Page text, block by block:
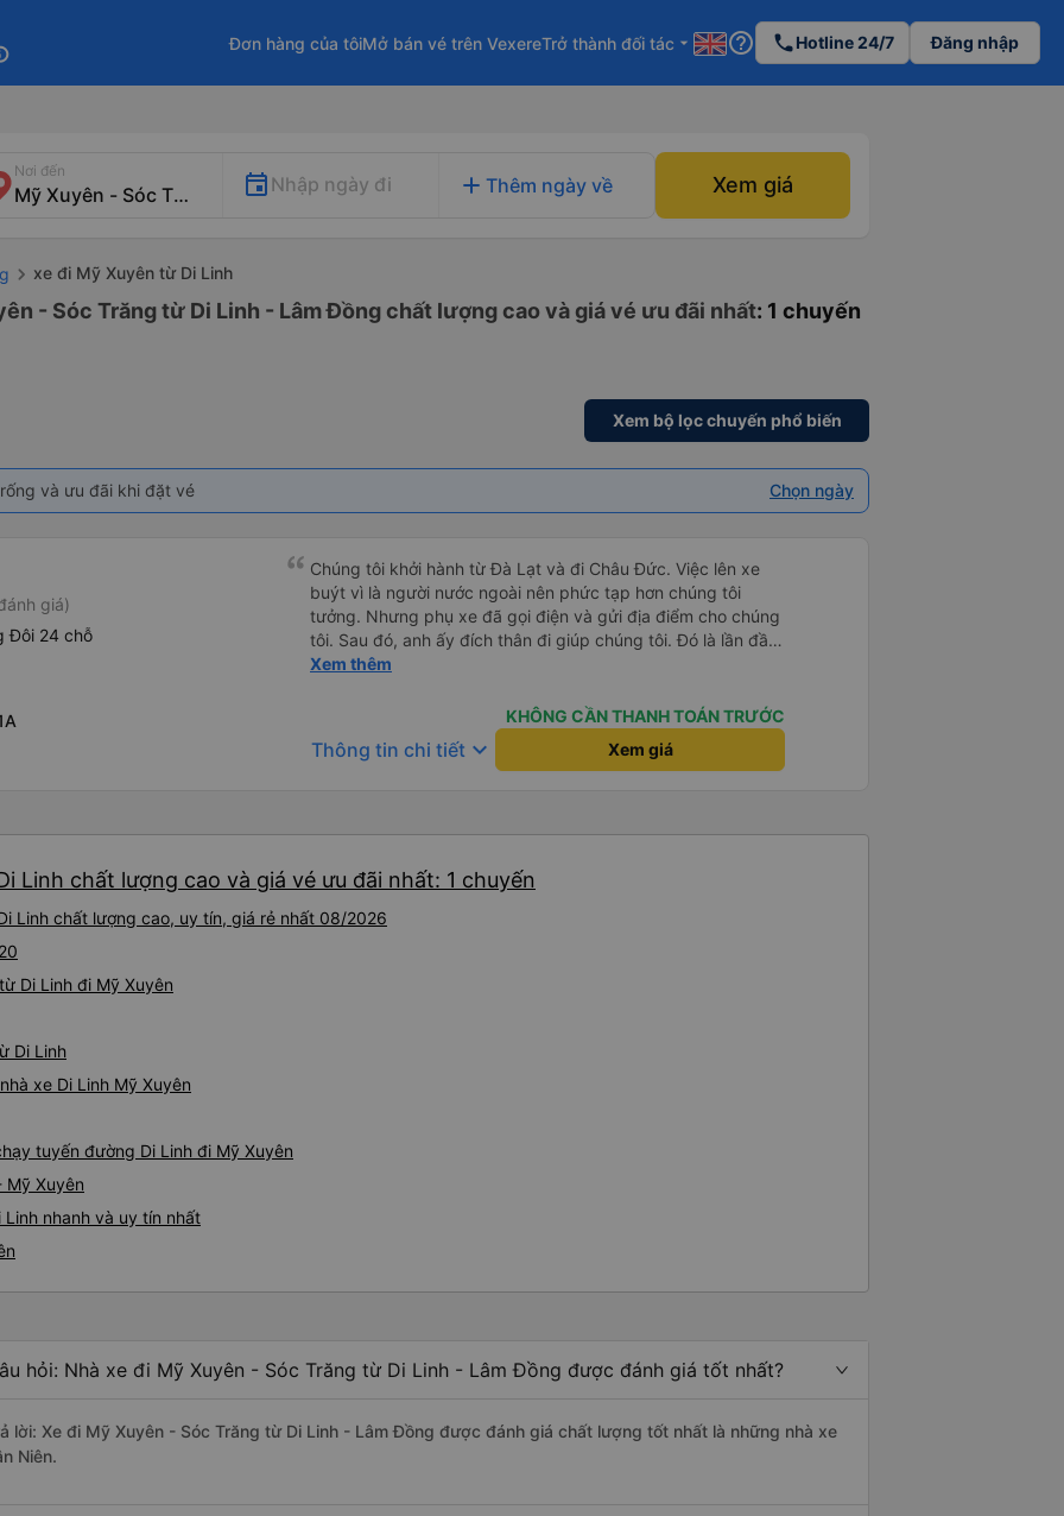
Đơn hàng của tôiMở bán vé trên VexereTrở thành đối tác arrow_drop_down help_outline phoneHotline 24/7 Đăng nhập
Nơi đến
Nhập ngày đi add Thêm ngày về Xem giá
xe đi Mỹ Xuyên từ Di Linh
- Sóc Trăng từ Di Linh - Lâm Đồng chất lượng cao và giá vé ưu đãi nhất: 1 chuyến
Xem bộ lọc chuyến phổ biến
và ưu đãi khi đặt vé Chọn ngày
giá)
Đôi 24 chỗ
Chúng tôi khởi hành từ Đà Lạt và đi Châu Đức. Việc lên xe
buýt vì là người nước ngoài nên phức tạp hơn chúng tôi
tưởng. Nhưng phụ xe đã gọi điện và gửi địa điểm cho chúng
tôi. Sau đó, anh ấy đích thân đi giúp chúng tôi. Đó là lần đầu
tiên đi xe giường nằm với hai đứa trẻ nhỏ khá thú vị. Chúng
uống. Tôi rất ngạc nhiên khi xe dừng lại lúc nửa đêm ở Cần
Thơ và mọi người xuống xe ăn. Khi đến điểm dừng, họ đánh
thức chúng tôi dậy và đảm bảo chúng tôi đã sẵn sàng. Nhìn
Xem thêm
KHÔNG CẦN THANH TOÁN TRƯỚC
Thông tin chi tiết keyboard_arrow_down Xem giá
Linh chất lượng cao và giá vé ưu đãi nhất: 1 chuyến
Linh chất lượng cao, uy tín, giá rẻ nhất 08/2026
Di Linh đi Mỹ Xuyên
Di Linh
xe Di Linh Mỹ Xuyên
tuyến đường Di Linh đi Mỹ Xuyên
Mỹ Xuyên
nhanh và uy tín nhất
hỏi: Nhà xe đi Mỹ Xuyên - Sóc Trăng từ Di Linh - Lâm Đồng được đánh giá tốt nhất?
lời: Xe đi Mỹ Xuyên - Sóc Trăng từ Di Linh - Lâm Đồng được đánh giá chất lượng tốt nhất là những nhà xe
Niên.